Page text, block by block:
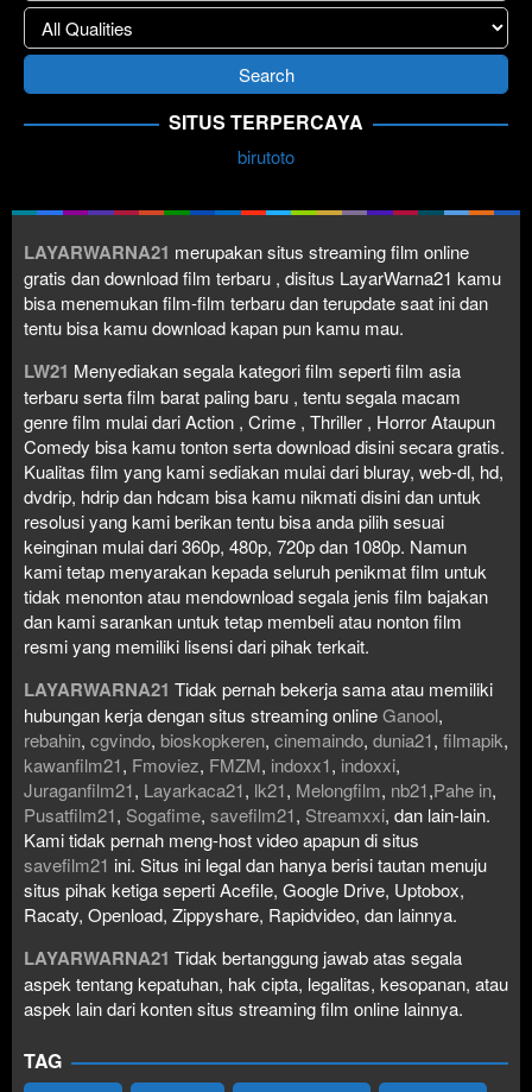
SITUS TERPERCAYA
birutoto
LAYARWARNA21 merupakan situs streaming film online
gratis dan download film terbaru , disitus LayarWarna21 kamu
bisa menemukan film-film terbaru dan terupdate saat ini dan
tentu bisa kamu download kapan pun kamu mau.
LW21 Menyediakan segala kategori film seperti film asia
terbaru serta film barat paling baru , tentu segala macam
genre film mulai dari Action , Crime , Thriller , Horror Ataupun
Comedy bisa kamu tonton serta download disini secara gratis.
Kualitas film yang kami sediakan mulai dari bluray, web-dl, hd,
dvdrip, hdrip dan hdcam bisa kamu nikmati disini dan untuk
resolusi yang kami berikan tentu bisa anda pilih sesuai
keinginan mulai dari 360p, 480p, 720p dan 1080p. Namun
kami tetap menyarakan kepada seluruh penikmat film untuk
tidak menonton atau mendownload segala jenis film bajakan
dan kami sarankan untuk tetap membeli atau nonton film
resmi yang memiliki lisensi dari pihak terkait.
LAYARWARNA21 Tidak pernah bekerja sama atau memiliki
hubungan kerja dengan situs streaming onlineGanool,
rebahin, cgvindo, bioskopkeren, cinemaindo, dunia21, filmapik,
kawanfilm21, Fmoviez, FMZM, indoxx1, indoxxi,
Juraganfilm21, Layarkaca21, lk21, Melongfilm, nb21,Pahe in,
Pusatfilm21, Sogafime, savefilm21, Streamxxi, dan lain-lain.
Kami tidak pernah meng-host video apapun di situs
savefilm21 ini. Situs ini legal dan hanya berisi tautan menuju
situs pihak ketiga seperti Acefile, Google Drive, Uptobox,
Racaty, Openload, Zippyshare, Rapidvideo, dan lainnya.
LAYARWARNA21 Tidak bertanggung jawab atas segala
aspek tentang kepatuhan, hak cipta, legalitas, kesopanan, atau
aspek lain dari konten situs streaming film online lainnya.
TAG